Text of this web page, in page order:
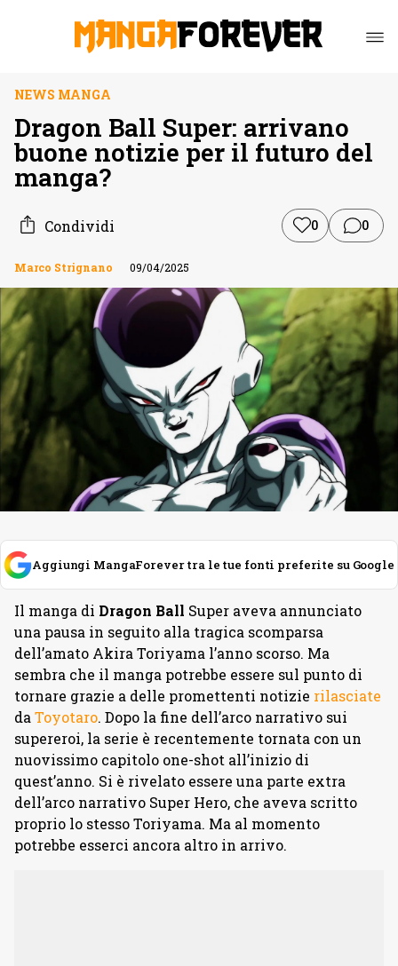
NEWS MANGA
Dragon Ball Super: arrivano
buone notizie per il futuro del
manga?
Condividi 0 0
Marco Strignano 09/04/2025
Aggiungi MangaForever tra le tue fonti preferite su Google
Il manga di Dragon Ball Super aveva annunciato
una pausa in seguito alla tragica scomparsa
dell’amato Akira Toriyama l’anno scorso. Ma
sembra che il manga potrebbe essere sul punto di
tornare grazie a delle promettenti notizie rilasciate
da Toyotaro. Dopo la fine dell’arco narrativo sui
supereroi, la serie è recentemente tornata con un
nuovissimo capitolo one-shot all’inizio di
quest’anno. Si è rivelato essere una parte extra
dell’arco narrativo Super Hero, che aveva scritto
proprio lo stesso Toriyama. Ma al momento
potrebbe esserci ancora altro in arrivo.